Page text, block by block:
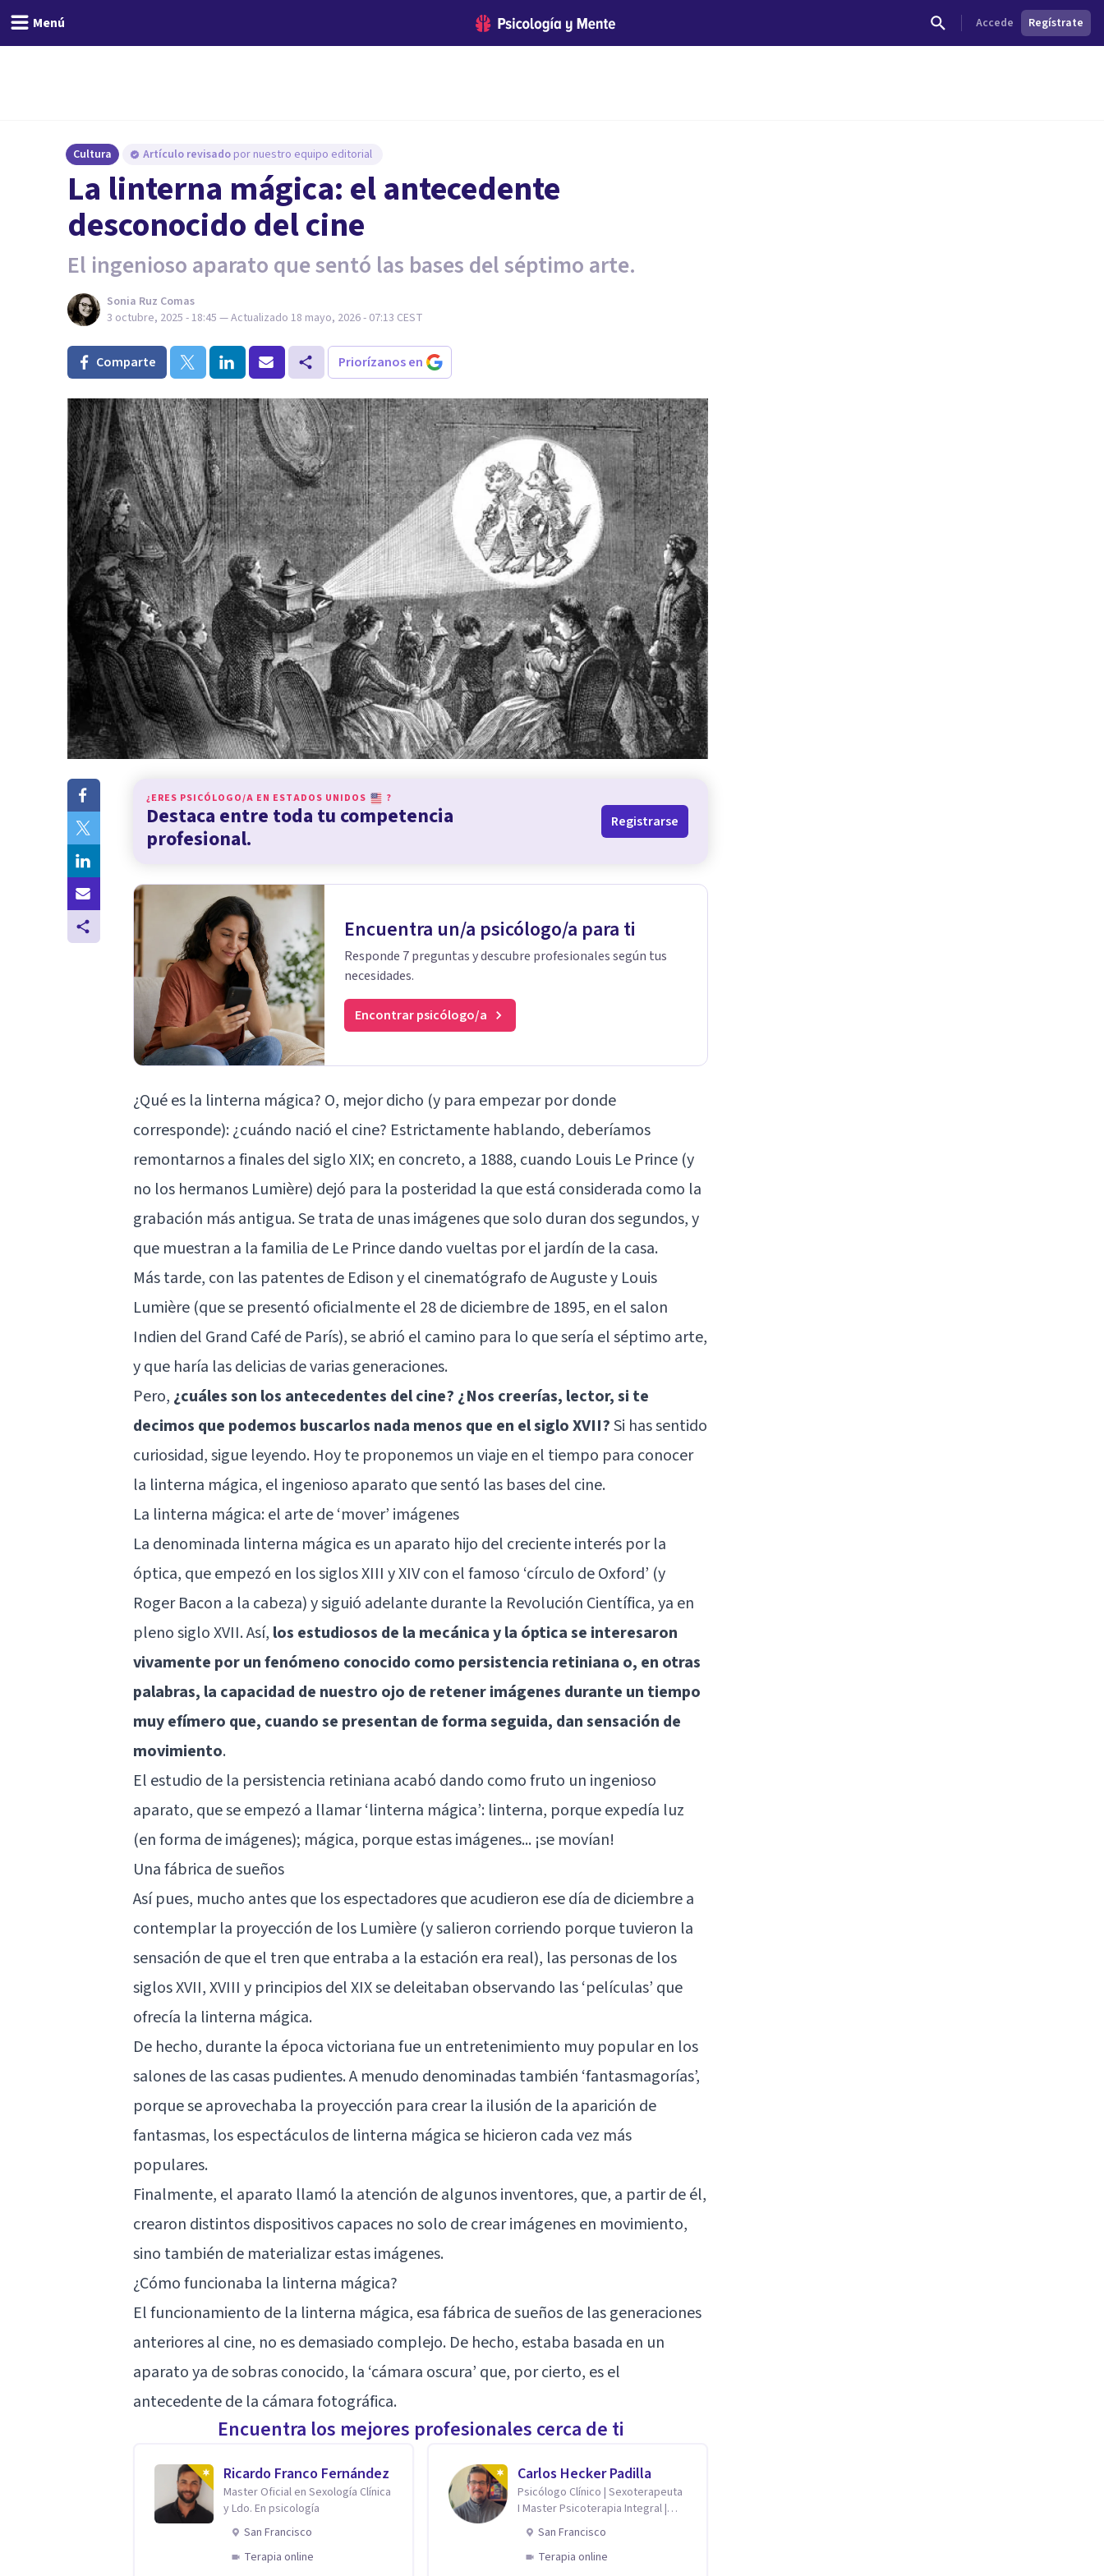
Menú Accede Regístrate
Cultura Artículo revisado por nuestro equipo editorial
La linterna mágica: el antecedente
desconocido del cine
El ingenioso aparato que sentó las bases del séptimo arte.
Sonia Ruz Comas
3 octubre, 2025 - 18:45 — Actualizado 18 mayo, 2026 - 07:13 CEST
Comparte Priorízanos en
¿ERES PSICÓLOGO/A EN ESTADOS UNIDOS ?
Destaca entre toda tu competencia
profesional.
Registrarse
Encuentra un/a psicólogo/a para ti
Responde 7 preguntas y descubre profesionales según tus
necesidades.
Encontrar psicólogo/a
¿Qué es la linterna mágica? O, mejor dicho (y para empezar por donde
corresponde): ¿cuándo nació el cine? Estrictamente hablando, deberíamos
remontarnos a finales del siglo XIX; en concreto, a 1888, cuando Louis Le Prince (y
no los hermanos Lumière) dejó para la posteridad la que está considerada como la
grabación más antigua. Se trata de unas imágenes que solo duran dos segundos, y
que muestran a la familia de Le Prince dando vueltas por el jardín de la casa.
Más tarde, con las patentes de Edison y el cinematógrafo de Auguste y Louis
Lumière (que se presentó oficialmente el 28 de diciembre de 1895, en el salon
Indien del Grand Café de París), se abrió el camino para lo que sería el séptimo arte,
y que haría las delicias de varias generaciones.
Pero, ¿cuáles son los antecedentes del cine? ¿Nos creerías, lector, si te
decimos que podemos buscarlos nada menos que en el siglo XVII?Si has sentido
curiosidad, sigue leyendo. Hoy te proponemos un viaje en el tiempo para conocer
la linterna mágica, el ingenioso aparato que sentó las bases del cine.
La linterna mágica: el arte de ‘mover’ imágenes
La denominada linterna mágica es un aparato hijo del creciente interés por la
óptica, que empezó en los siglos XIII y XIV con el famoso ‘círculo de Oxford’ (y
Roger Bacon a la cabeza) y siguió adelante durante la Revolución Científica, ya en
pleno siglo XVII. Así, los estudiosos de la mecánica y la óptica se interesaron
vivamente por un fenómeno conocido como persistencia retiniana o, en otras
palabras, la capacidad de nuestro ojo de retener imágenes durante un tiempo
muy efímero que, cuando se presentan de forma seguida, dan sensación de
movimiento.
El estudio de la persistencia retiniana acabó dando como fruto un ingenioso
aparato, que se empezó a llamar ‘linterna mágica’: linterna, porque expedía luz
(en forma de imágenes); mágica, porque estas imágenes... ¡se movían!
Una fábrica de sueños
Así pues, mucho antes que los espectadores que acudieron ese día de diciembre a
contemplar la proyección de los Lumière (y salieron corriendo porque tuvieron la
sensación de que el tren que entraba a la estación era real), las personas de los
siglos XVII, XVIII y principios del XIX se deleitaban observando las ‘películas’ que
ofrecía la linterna mágica.
De hecho, durante la época victoriana fue un entretenimiento muy popular en los
salones de las casas pudientes. A menudo denominadas también ‘fantasmagorías’,
porque se aprovechaba la proyección para crear la ilusión de la aparición de
fantasmas, los espectáculos de linterna mágica se hicieron cada vez más
populares.
Finalmente, el aparato llamó la atención de algunos inventores, que, a partir de él,
crearon distintos dispositivos capaces no solo de crear imágenes en movimiento,
sino también de materializar estas imágenes.
¿Cómo funcionaba la linterna mágica?
El funcionamiento de la linterna mágica, esa fábrica de sueños de las generaciones
anteriores al cine, no es demasiado complejo. De hecho, estaba basada en un
aparato ya de sobras conocido, la ‘cámara oscura’ que, por cierto, es el
antecedente de la cámara fotográfica.
Encuentra los mejores profesionales cerca de ti
Ricardo Franco Fernández
Master Oficial en Sexología Clínica
y Ldo. En psicología
San Francisco
Terapia online
Carlos Hecker Padilla
Psicólogo Clínico | Sexoterapeuta
I Master Psicoterapia Integral |
Terapeuta de Pareja
San Francisco
Terapia online